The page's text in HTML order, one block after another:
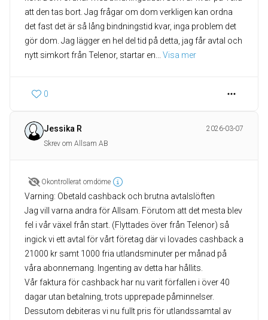
att den tas bort. Jag frågar om dom verkligen kan ordna
det fast det är så lång bindningstid kvar, inga problem det
gör dom. Jag lägger en hel del tid på detta, jag får avtal och
nytt simkort från Telenor, startar en
Visa mer
0
Jessika R
2026-03-07
Skrev om Allsam AB
Okontrollerat omdöme
Varning: Obetald cashback och brutna avtalslöften
Jag vill varna andra för Allsam. Förutom att det mesta blev
fel i vår växel från start. (Flyttades över från Telenor) så
ingick vi ett avtal för vårt företag där vi lovades cashback a
21000 kr samt 1000 fria utlandsminuter per månad på
våra abonnemang. Ingenting av detta har hållits.
Vår faktura för cashback har nu varit förfallen i över 40
dagar utan betalning, trots upprepade påminnelser.
Dessutom debiteras vi nu fullt pris för utlandssamtal av